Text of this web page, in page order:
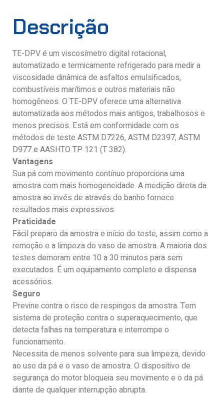
Descrição
TE-DPV é um viscosímetro digital rotacional,
automatizado e termicamente refrigerado para medir a
viscosidade dinâmica de asfaltos emulsificados,
combustíveis marítimos e outros materiais não
homogêneos. O TE-DPV oferece uma alternativa
automatizada aos métodos mais antigos, trabalhosos e
menos precisos. Está em conformidade com os
métodos de teste ASTM D7226, ASTM D2397, ASTM
D977 e AASHTO TP 121 (T 382).
Vantagens
Sua pá com movimento contínuo proporciona uma
amostra com mais homogeneidade. A medição direta da
amostra ao invés de através do banho fornece
resultados mais expressivos.
Praticidade
Fácil preparo da amostra e início do teste, assim como a
remoção e a limpeza do vaso de amostra. A maioria dos
testes demoram entre 10 a 30 minutos para sem
executados. É um equipamento completo e dispensa
acessórios.
Seguro
Previne contra o risco de respingos da amostra. Tem
sistema de proteção contra o superaquecimento, que
detecta falhas na temperatura e interrompe o
funcionamento.
Necessita de menos solvente para sua limpeza, devido
ao uso da pá e o vaso de amostra. O dispositivo de
segurança do motor bloqueia seu movimento e o da pá
diante de qualquer interrupção abrupta.